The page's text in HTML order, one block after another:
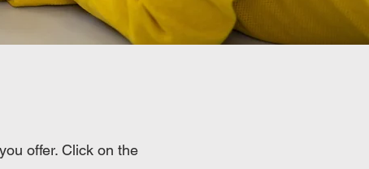
offer. Click on the